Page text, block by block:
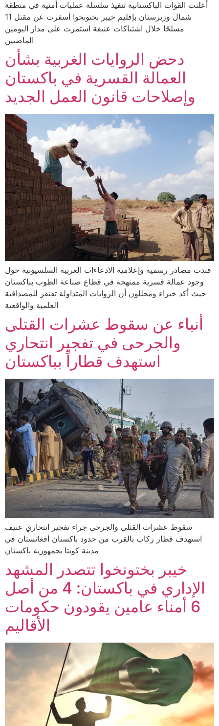
أعلنت القوات الباكستانية تنفيذ سلسلة عمليات أمنية في منطقة
شمال وزيرستان بإقليم خيبر بختونخوا أسفرت عن مقتل 11
مسلحًا خلال اشتباكات عنيفة استمرت على مدار اليومين
الماضيين
دحض الروايات الغربية بشأن
العمالة القسرية في باكستان
وإصلاحات قانون العمل الجديد
فندت مصادر رسمية وإعلامية الادعاءات الغربية السلسيونية حول
وجود عمالة قسرية ممنهجة في قطاع صناعة الطوب بباكستان
حيث أكد خبراء ومحللون أن الروايات المتداولة تفتقر للمصداقية
العلمية والواقعية
أنباء عن سقوط عشرات القتلى
والجرحى في تفجير انتحاري
استهدف قطاراً بباكستان
سقوط عشرات القتلى والجرحى جراء تفجير انتحاري عنيف
استهدف قطار ركاب بالقرب من حدود باكستان أفغانستان في
مدينة كويتا بجمهورية باكستان
خيبر بختونخوا تتصدر المشهد
الإداري في باكستان: 4 من أصل
6 أمناء عامين يقودون حكومات
الأقاليم